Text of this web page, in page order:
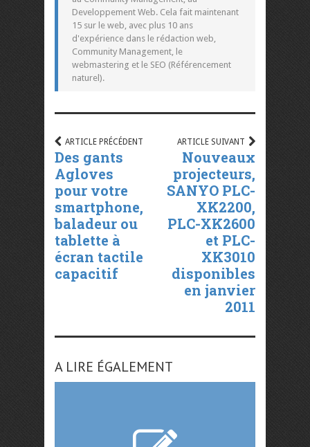
Developpement Web. Cela fait maintenant
15 sur le web, avec plus 10 ans
d'expérience dans le rédaction web,
Community Management, le
webmastering et le SEO (Référencement
naturel).
ARTICLE PRÉCÉDENT
Des gants
Agloves
pour votre
smartphone,
baladeur ou
tablette à
écran tactile
capacitif
ARTICLE SUIVANT
Nouveaux
projecteurs,
SANYO PLC-
XK2200,
PLC-XK2600
et PLC-
XK3010
disponibles
en janvier
2011
A LIRE ÉGALEMENT